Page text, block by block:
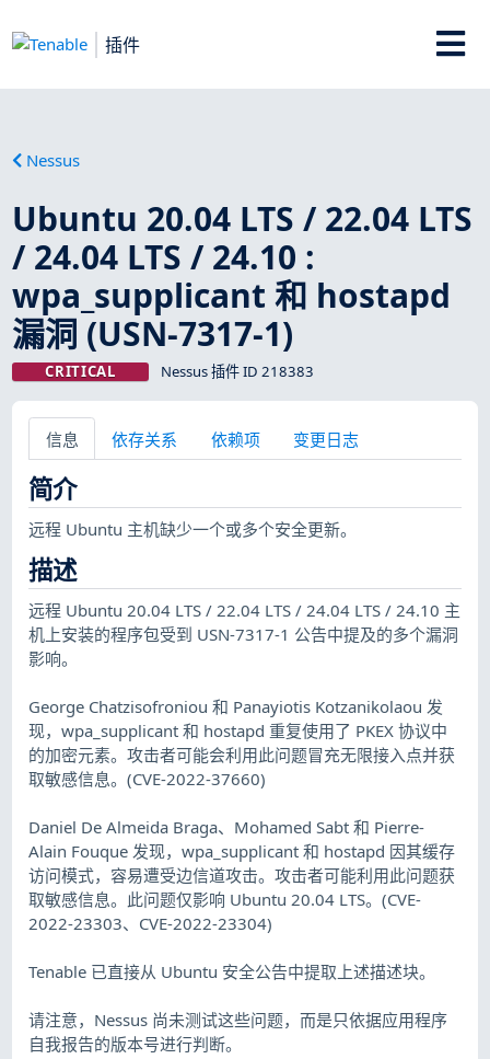
插件
Nessus
Ubuntu 20.04 LTS / 22.04 LTS
/ 24.04 LTS / 24.10 :
wpa_supplicant 和 hostapd
漏洞 (USN-7317-1)
CRITICAL Nessus 插件 ID 218383
信息 依存关系 依赖项 变更日志
简介
远程 Ubuntu 主机缺少一个或多个安全更新。
描述
远程 Ubuntu 20.04 LTS / 22.04 LTS / 24.04 LTS / 24.10 主
机上安装的程序包受到 USN-7317-1 公告中提及的多个漏洞
影响。
George Chatzisofroniou 和 Panayiotis Kotzanikolaou 发
现，wpa_supplicant 和 hostapd 重复使用了 PKEX 协议中
的加密元素。攻击者可能会利用此问题冒充无限接入点并获
取敏感信息。(CVE-2022-37660)
Daniel De Almeida Braga、Mohamed Sabt 和 Pierre-
Alain Fouque 发现，wpa_supplicant 和 hostapd 因其缓存
访问模式，容易遭受边信道攻击。攻击者可能利用此问题获
取敏感信息。此问题仅影响 Ubuntu 20.04 LTS。(CVE-
2022-23303、CVE-2022-23304)
Tenable 已直接从 Ubuntu 安全公告中提取上述描述块。
请注意，Nessus 尚未测试这些问题，而是只依据应用程序
自我报告的版本号进行判断。